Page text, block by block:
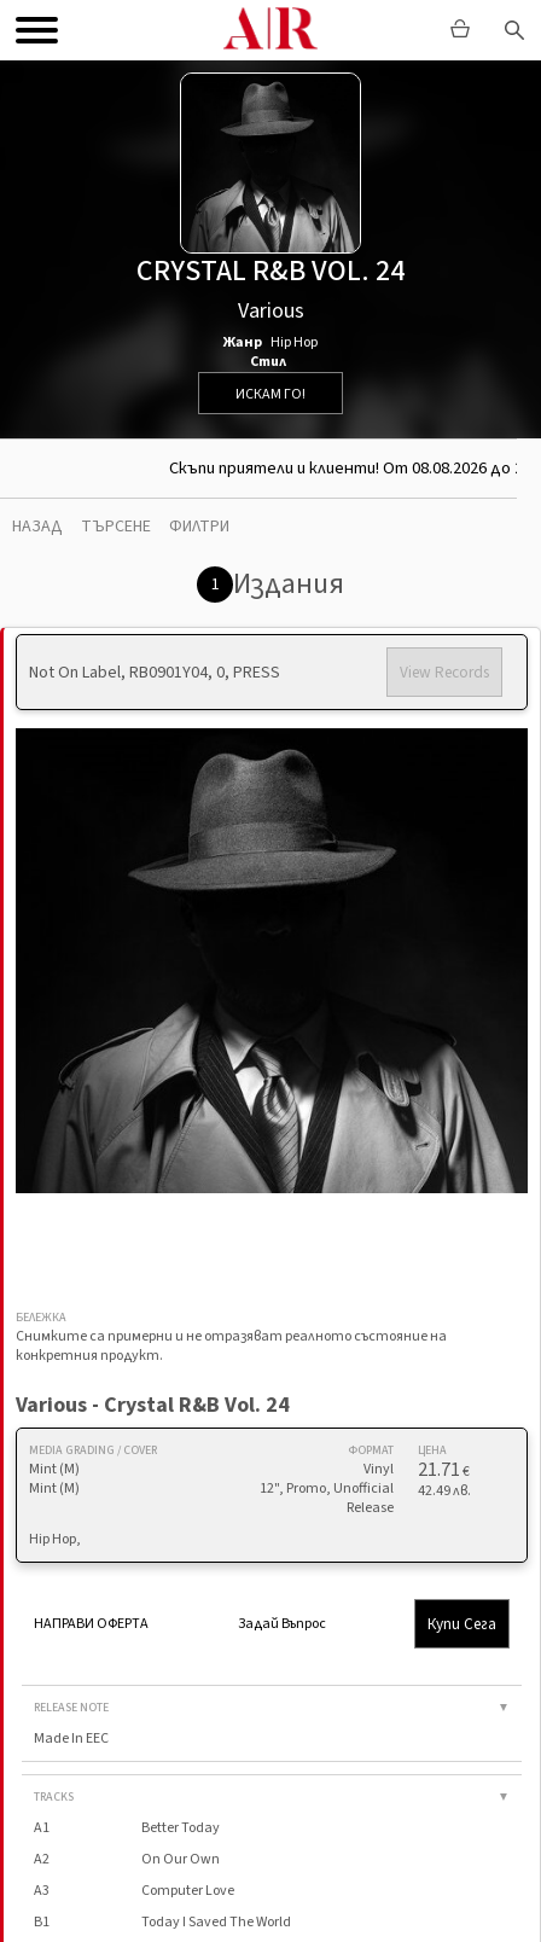
CRYSTAL R&B VOL. 24
Various
Жанр Hip Hop
Стил
ИСКАМ ГО!
Скъпи приятели и клиенти! От 08.08.2026 до
НАЗАД ТЪРСЕНЕ ФИЛТРИ
1 Издания
Not On Label, RB0901Y04, 0, PRESS View Records
БЕЛЕЖКА
Снимките са примерни и не отразяват реалното състояние на
конкретния продукт.
Various - Crystal R&B Vol. 24
MEDIA GRADING / COVER
Mint (M)
Mint (M)
ФОРМАТ
Vinyl
12", Promo, Unofficial
Release
ЦЕНА
21.71€
42.49 лв.
Hip Hop,
НАПРАВИ ОФЕРТА Задай Въпрос Купи Сега
RELEASE NOTE ▼
Made In EEC
TRACKS ▼
A1
Better Today
A2
On Our Own
A3
Computer Love
B1
Today I Saved The World